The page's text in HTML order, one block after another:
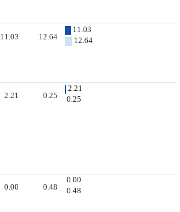
11.03 12.64
11.03
12.64
2.21 0.25
2.21
0.25
0.00 0.48
0.00
0.48